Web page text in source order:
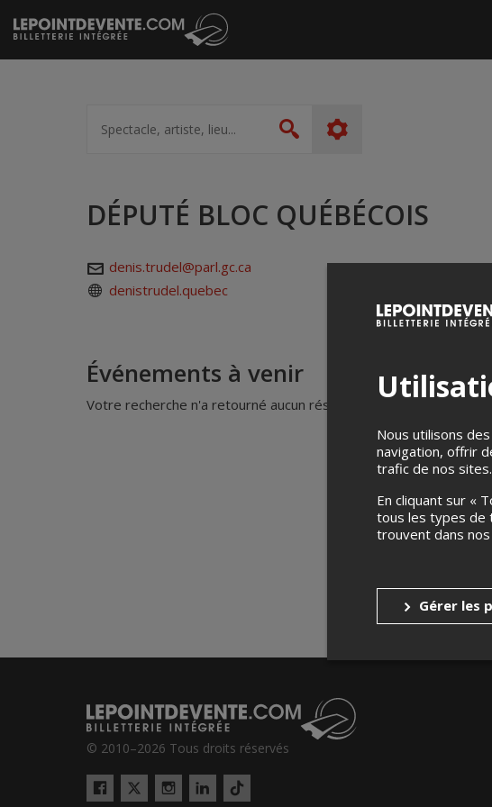
Passer
au
contenu
artiste,
lieu...
Rechercher
DÉPUTÉ BLOC QUÉBÉCOIS
denis.trudel@parl.gc.ca
denistrudel.quebec
Événements à venir
Votre recherche n'a retourné aucun résultat.
© 2010–2026 Tous droits réservés
Twitter Tiktok
Nous utilisons
navigation, offrir
trafic de nos sites.
En cliquant sur «
tous les types de
trouvent dans nos
Gérer les